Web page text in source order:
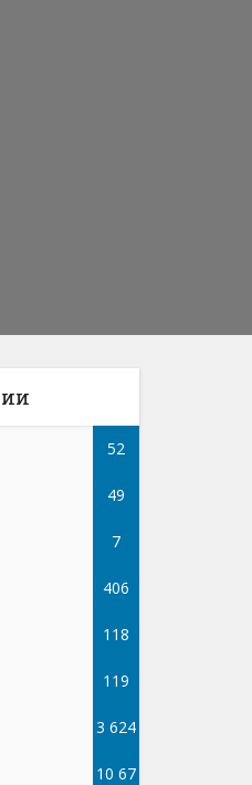
52
49
7
406
118
119
3 624
10 67